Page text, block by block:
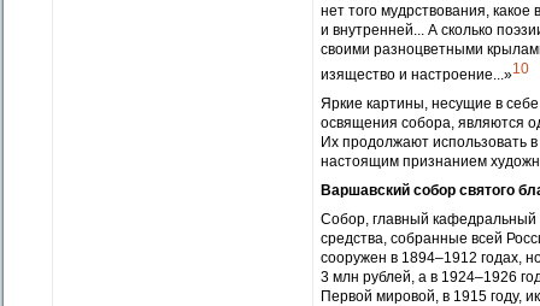
нет того мудрствования,
и внутренней... А сколько
своими разноцветными
изящество и настроение...»10
Яркие картины, несущие в
освящения собора, являются
Их продолжают использовать
настоящим признанием
Варшавский собор святого
Собор, главный кафедральный
средства, собранные всей
сооружен в 1894–1912 годах,
3 млн рублей, а в 1924–1926
Первой мировой, в 1915 году,